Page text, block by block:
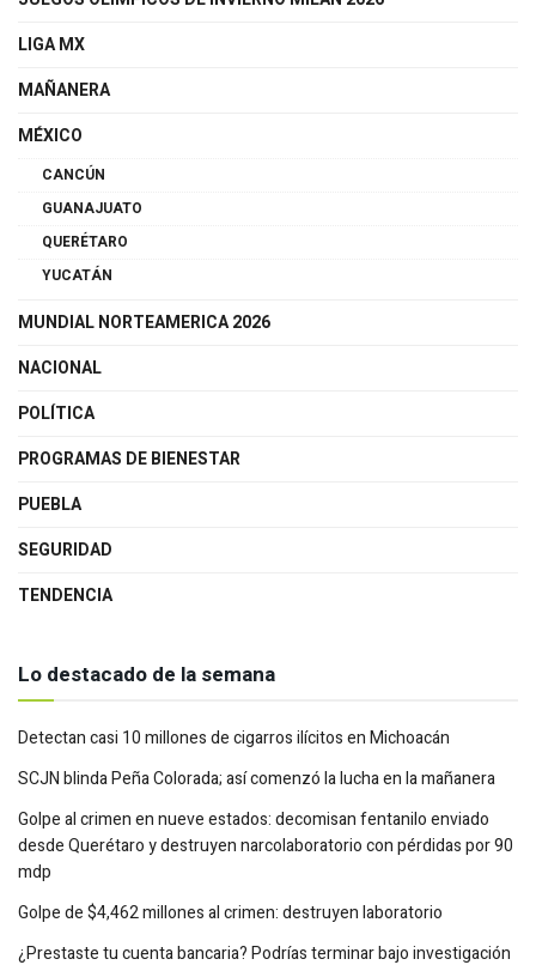
LIGA MX
MAÑANERA
MÉXICO
CANCÚN
GUANAJUATO
QUERÉTARO
YUCATÁN
MUNDIAL NORTEAMERICA 2026
NACIONAL
POLÍTICA
PROGRAMAS DE BIENESTAR
PUEBLA
SEGURIDAD
TENDENCIA
Lo destacado de la semana
Detectan casi 10 millones de cigarros ilícitos en Michoacán
SCJN blinda Peña Colorada; así comenzó la lucha en la mañanera
Golpe al crimen en nueve estados: decomisan fentanilo enviado
desde Querétaro y destruyen narcolaboratorio con pérdidas por 90
mdp
Golpe de $4,462 millones al crimen: destruyen laboratorio
¿Prestaste tu cuenta bancaria? Podrías terminar bajo investigación